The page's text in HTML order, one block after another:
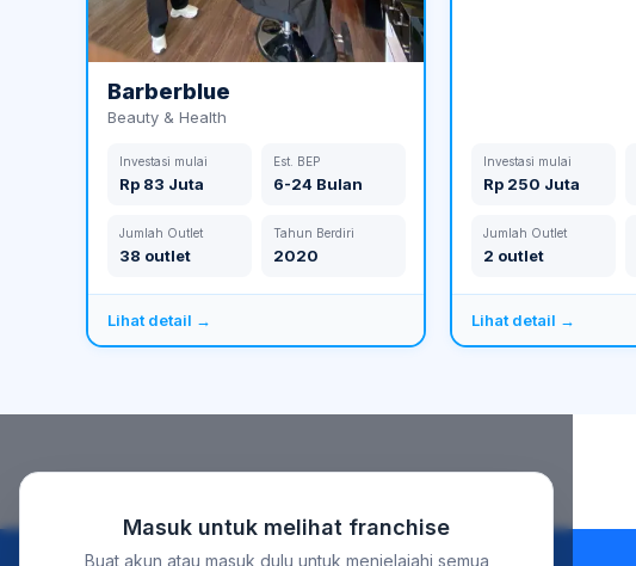
Barberblue
Beauty & Health
Investasi mulai
Rp 83 Juta
Est. BEP
6-24 Bulan
Jumlah Outlet
38 outlet
Tahun Berdiri
2020
Lihat detail →
Investasi mulai
Rp 250 Juta
Jumlah Outlet
2 outlet
Lihat detail →
Masuk untuk melihat franchise
Buat akun atau masuk dulu untuk menjelajahi semua